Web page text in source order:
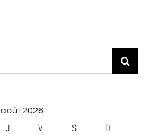
août 2026
J V S D